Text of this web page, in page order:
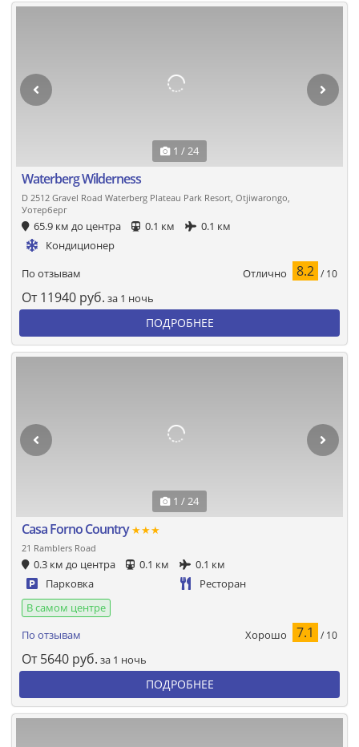
1 / 24
Waterberg Wilderness
D 2512 Gravel Road Waterberg Plateau Park Resort, Otjiwarongo,
Уотерберг
65.9 км до центра 0.1 км
0.1 км
Кондиционер
По отзывам Отлично 8.2 / 10
От 11940 руб. за 1 ночь
ПОДРОБНЕЕ
1 / 24
Casa Forno Country★★★
21 Ramblers Road
0.3 км до центра 0.1 км
0.1 км
Парковка
Ресторан
В самом центре
По отзывам
Хорошо 7.1 / 10
От 5640 руб. за 1 ночь
ПОДРОБНЕЕ